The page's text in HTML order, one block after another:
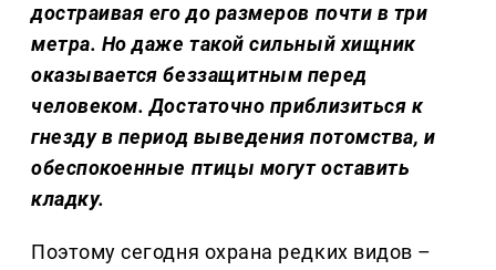
достраивая его до размеров почти в три
метра. Но даже такой сильный хищник
оказывается беззащитным перед
человеком. Достаточно приблизиться к
гнезду в период выведения потомства, и
обеспокоенные птицы могут оставить
кладку.
Поэтому сегодня охрана редких видов –